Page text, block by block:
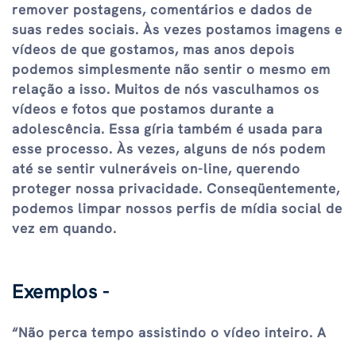
remover postagens, comentários e dados de
suas redes sociais. Às vezes postamos imagens e
vídeos de que gostamos, mas anos depois
podemos simplesmente não sentir o mesmo em
relação a isso. Muitos de nós vasculhamos os
vídeos e fotos que postamos durante a
adolescência. Essa gíria também é usada para
esse processo. Às vezes, alguns de nós podem
até se sentir vulneráveis ​​on-line, querendo
proteger nossa privacidade. Conseqüentemente,
podemos limpar nossos perfis de mídia social de
vez em quando.
Exemplos -
“Não perca tempo assistindo o vídeo inteiro. A